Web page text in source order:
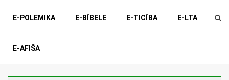
E-POLEMIKA E-BĪBELE E-TICĪBA E-LTA
E-AFIŠA